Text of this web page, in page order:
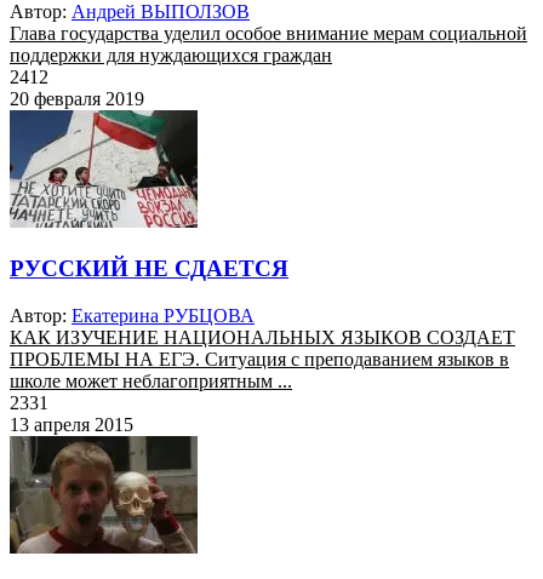
Автор: Андрей ВЫПОЛЗОВ
Глава государства уделил особое внимание мерам социальной
поддержки для нуждающихся граждан
2412
20 февраля 2019
РУССКИЙ НЕ СДАЕТСЯ
Автор: Екатерина РУБЦОВА
КАК ИЗУЧЕНИЕ НАЦИОНАЛЬНЫХ ЯЗЫКОВ СОЗДАЕТ
ПРОБЛЕМЫ НА ЕГЭ. Ситуация с преподаванием языков в
школе может неблагоприятным ...
2331
13 апреля 2015